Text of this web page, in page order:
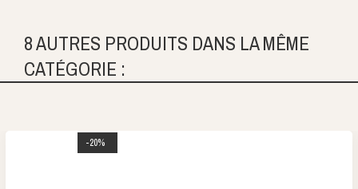
8 AUTRES PRODUITS DANS LA MÊME
CATÉGORIE :
-20%